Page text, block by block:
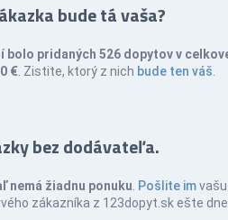
bude tá vaša?
bolo pridaných 526 dopytov v
€ . Zistite, ktorý z nich bude ten váš
bez dodávateľa.
nemá žiadnu ponuku Pošlite imvašu
zákazníka z 123dopyt.sk ešte